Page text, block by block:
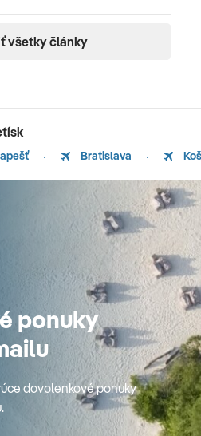
všetky články
Bratislava
ponuky
dovolenkové ponuky